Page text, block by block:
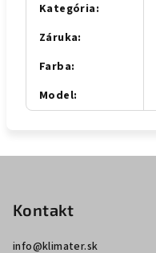
Kategória:
Záruka:
Farba:
Model:
Kontakt
info@klimater.sk